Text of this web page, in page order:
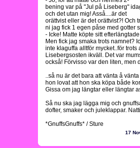
bening var på "Jul på Liseberg"
och det utan mig! Asså....är det
orättvist eller är det orättvist?! Och
ni jag fick 1 egen påse med gotter
- Icke! Matte köpte sitt
Men fick jag smaka trots namnet?
inte klaguffa alltför mycket..för
Lisebergsosten ikväll. Det var
också! Förvisso var den liten, men
..så nu är det bara att vänta å
hon lovat att hon ska köpa både
Gissa om jag längtar eller längtar
Så nu ska jag lägga mig och
dofter, smaker och juleklappar.
*GnuffsGnuffs* / Sture
17